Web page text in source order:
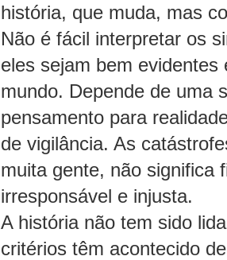
história, que muda, mas
Não é fácil interpretar os
eles sejam bem
mundo. Depende de uma
pensamento para
de vigilância. As
muita gente, não significa
irresponsável e injusta.
A história não tem sido
critérios têm acontecido